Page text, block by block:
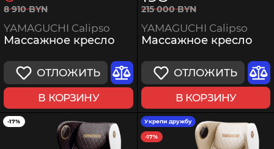
8 910BYN
YAMAGUCHI Calipso
Массажное кресло
ОТЛОЖИТЬ
В КОРЗИНУ
215 000BYN
YAMAGUCHI Calipso
Массажное кресло
ОТЛОЖИТЬ
В КОРЗИНУ
-17% Укрепи дружбу
-17%